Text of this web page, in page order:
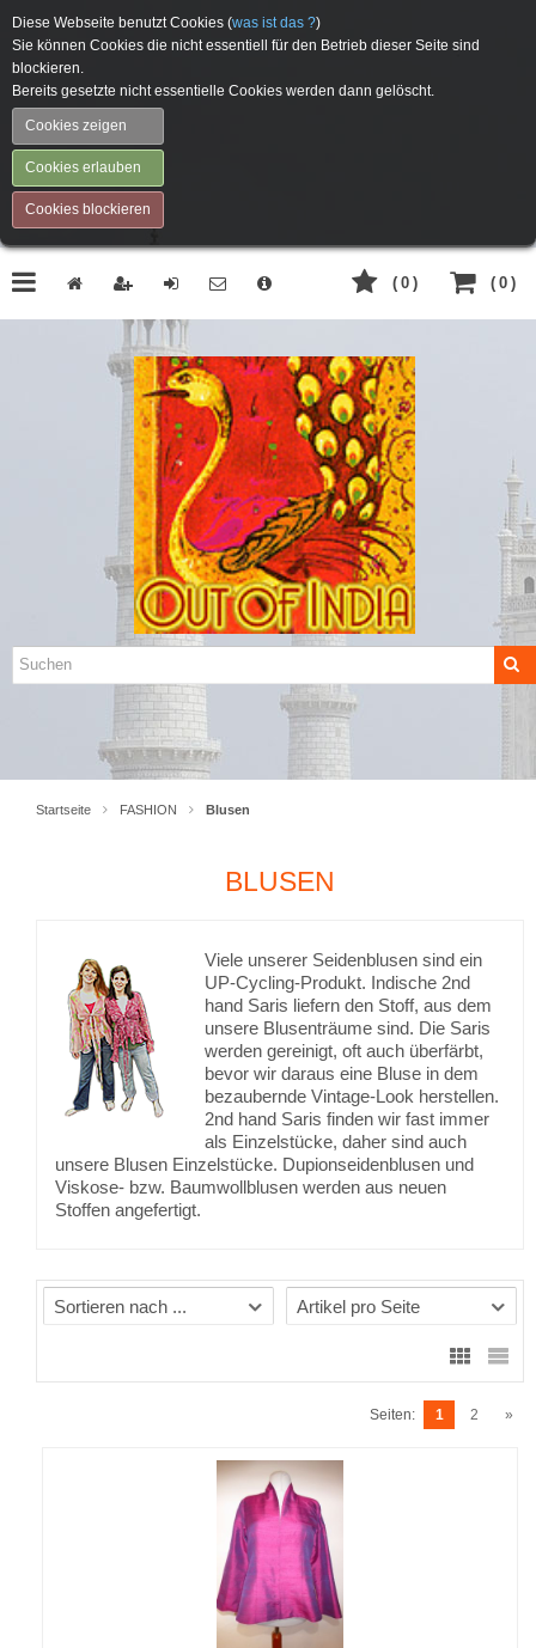
Diese Webseite benutzt Cookies (was ist das ?)
Sie können Cookies die nicht essentiell für den Betrieb dieser Seite sind
blockieren.
Bereits gesetzte nicht essentielle Cookies werden dann gelöscht.
Cookies zeigen
Cookies erlauben
Cookies blockieren
( 0 )
( 0 )
Startseite FASHION Blusen
BLUSEN
Viele unserer Seidenblusen sind ein
UP-Cycling-Produkt. Indische 2nd
hand Saris liefern den Stoff, aus dem
unsere Blusenträume sind. Die Saris
werden gereinigt, oft auch überfärbt,
bevor wir daraus eine Bluse in dem
bezaubernde Vintage-Look herstellen.
2nd hand Saris finden wir fast immer
als Einzelstücke, daher sind auch
unsere Blusen Einzelstücke. Dupionseidenblusen und
Viskose- bzw. Baumwollblusen werden aus neuen
Stoffen angefertigt.
Sortieren nach ... Artikel pro Seite
Seiten: 1 2 »